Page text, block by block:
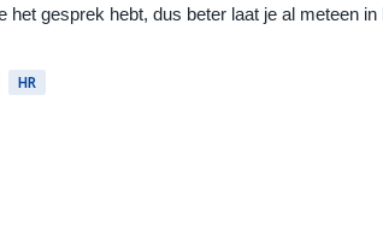
het gesprek hebt, dus beter laat je al meteen
HR